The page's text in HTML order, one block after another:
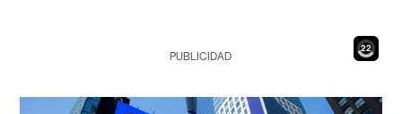
21
PUBLICIDAD